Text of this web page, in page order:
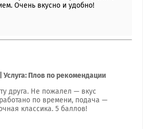
Очень вкусно и удобно!
Услуга: Плов по рекомендации
друга. Не пожалел — вкус
по времени, подача —
классика. 5 баллов!